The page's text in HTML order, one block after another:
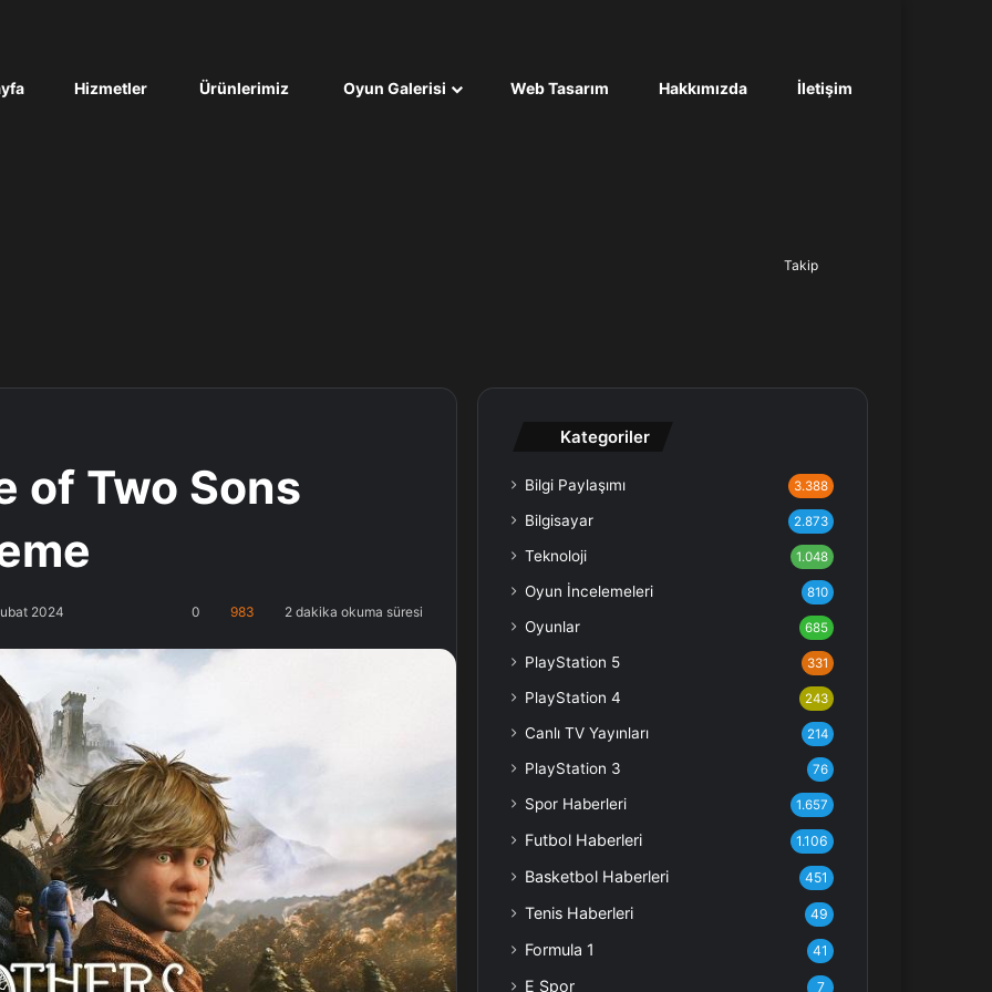
Hizmetler Ürünlerimiz Oyun Galerisi Web Tasarım Hakkımızda İletişim
Takip
of Two Sons
2024 0 983 2 dakika okuma süresi
Kategoriler
Bilgi Paylaşımı 3.388
Bilgisayar 2.873
Teknoloji 1.048
Oyun İncelemeleri 810
Oyunlar 685
PlayStation 5 331
PlayStation 4 243
Canlı TV Yayınları 214
PlayStation 3 76
Spor Haberleri 1.657
Futbol Haberleri 1.106
Basketbol Haberleri 451
Tenis Haberleri 49
Formula 1 41
E Spor 7